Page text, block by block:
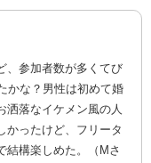
、参加者数が多くてび
かな？男性は初めて婚
洒落なイケメン風の人
かったけど、フリータ
結構楽しめた。（Mさ